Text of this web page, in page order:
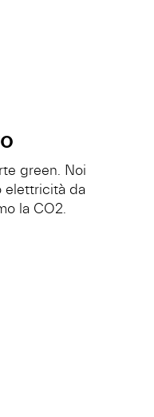
green. Noi
elettricità da
la CO2.